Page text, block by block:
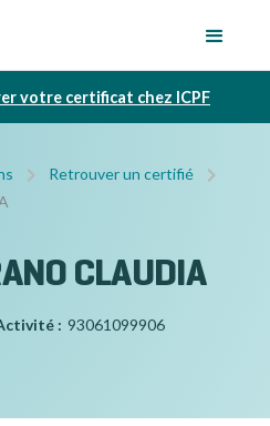
votre certificat chez ICPF
Retrouver un certifié
CLAUDIA
: 93061099906